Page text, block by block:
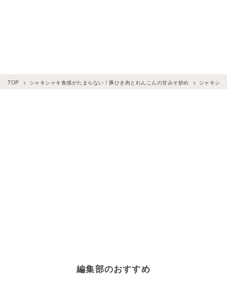
TOP シャキシャキ食感がたまらない！豚ひき肉とれんこんの甘みそ炒め シャキシ
編集部のおすすめ